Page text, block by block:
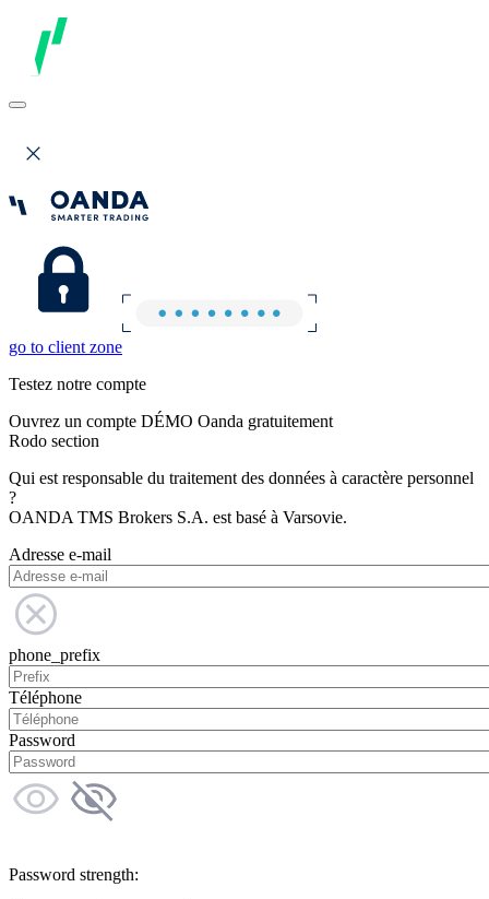
go to client zone
Testez notre compte
Ouvrez un compte DÉMO Oanda gratuitement
Rodo section
Qui est responsable du traitement des données à caractère personnel
?
OANDA TMS Brokers S.A. est basé à Varsovie.
Adresse e-mail
phone_prefix
Téléphone
Password
Password strength: